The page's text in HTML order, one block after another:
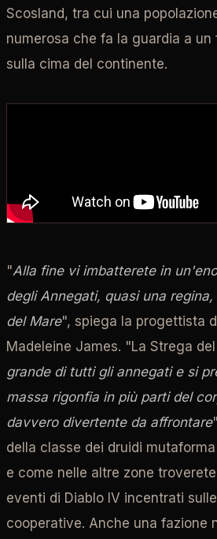
Scosland, tra cui una
numerosa che fa la guardia a
sulla cima del continente.
"Alla fine vi imbatterete in
degli Annegati, quasi una
del Mare", spiega la progettista
Madeleine James. "La Strega
grande di tutti gli annegati e si
massa rigonfia in più parti del
davvero divertente da affrontare
della classe dei druidi
e come nelle altre zone
eventi di Diablo IV incentrati
cooperative. Anche una fazione